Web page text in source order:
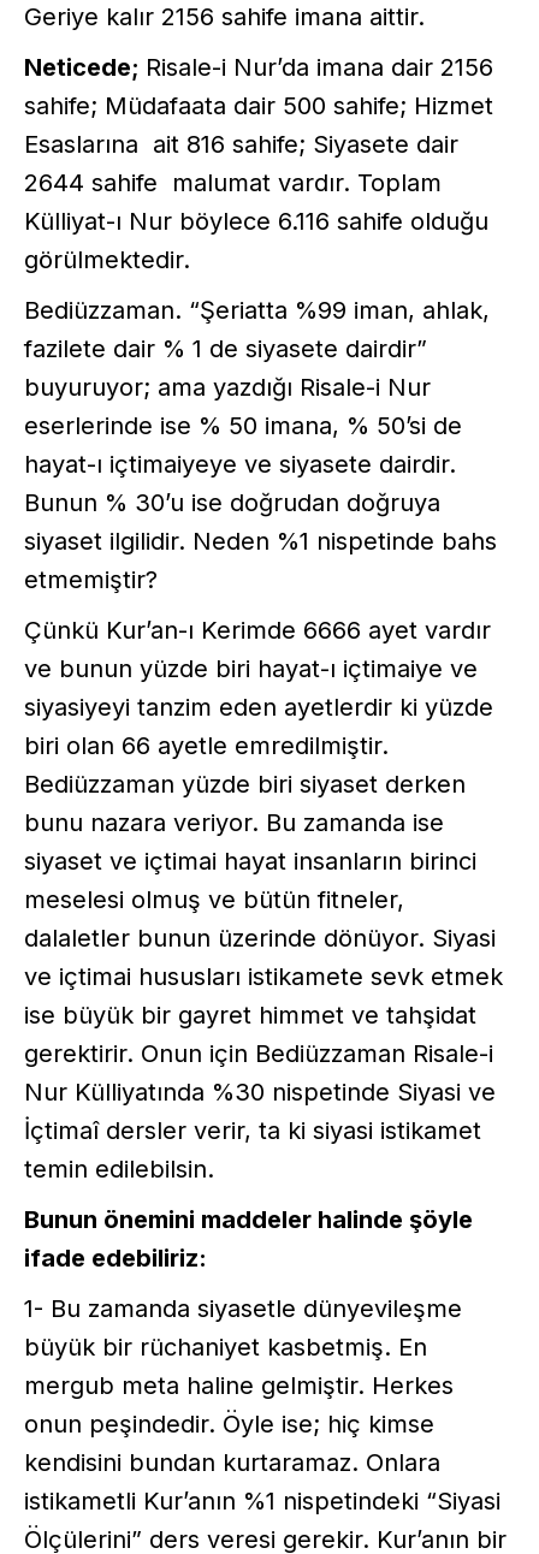
Geriye kalır 2156 sahife imana aittir.
Neticede; Risale-i Nur’da imana dair 2156
sahife; Müdafaata dair 500 sahife; Hizmet
Esaslarına ait 816 sahife; Siyasete dair
2644 sahife malumat vardır. Toplam
Külliyat-ı Nur böylece 6.116 sahife olduğu
görülmektedir.
Bediüzzaman. “Şeriatta %99 iman, ahlak,
fazilete dair % 1 de siyasete dairdir”
buyuruyor; ama yazdığı Risale-i Nur
eserlerinde ise % 50 imana, % 50’si de
hayat-ı içtimaiyeye ve siyasete dairdir.
Bunun % 30’u ise doğrudan doğruya
siyaset ilgilidir. Neden %1 nispetinde bahs
etmemiştir?
Çünkü Kur’an-ı Kerimde 6666 ayet vardır
ve bunun yüzde biri hayat-ı içtimaiye ve
siyasiyeyi tanzim eden ayetlerdir ki yüzde
biri olan 66 ayetle emredilmiştir.
Bediüzzaman yüzde biri siyaset derken
bunu nazara veriyor. Bu zamanda ise
siyaset ve içtimai hayat insanların birinci
meselesi olmuş ve bütün fitneler,
dalaletler bunun üzerinde dönüyor. Siyasi
ve içtimai hususları istikamete sevk etmek
ise büyük bir gayret himmet ve tahşidat
gerektirir. Onun için Bediüzzaman Risale-i
Nur Külliyatında %30 nispetinde Siyasi ve
İçtimaî dersler verir, ta ki siyasi istikamet
temin edilebilsin.
Bunun önemini maddeler halinde şöyle
ifade edebiliriz:
1- Bu zamanda siyasetle dünyevileşme
büyük bir rüchaniyet kasbetmiş. En
mergub meta haline gelmiştir. Herkes
onun peşindedir. Öyle ise; hiç kimse
kendisini bundan kurtaramaz. Onlara
istikametli Kur’anın %1 nispetindeki “Siyasi
Ölçülerini” ders veresi gerekir. Kur’anın bir